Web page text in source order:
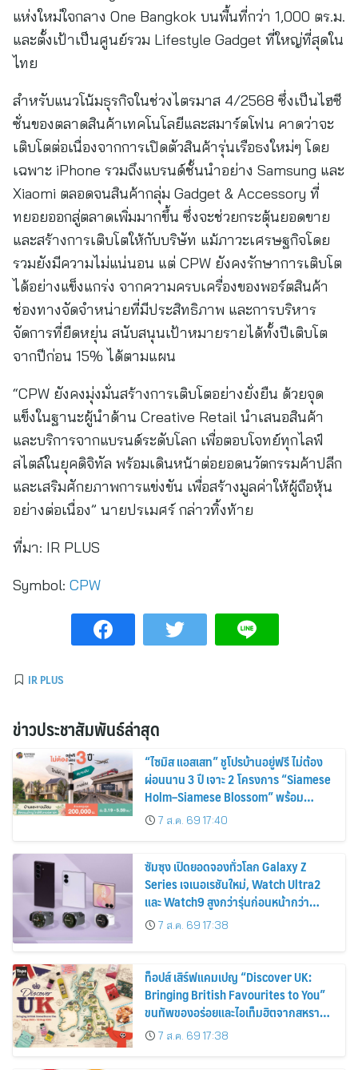
แห่งใหม่ใจกลาง One Bangkok บนพื้นที่กว่า 1,000 ตร.ม.
และตั้งเป้าเป็นศูนย์รวม Lifestyle Gadget ที่ใหญ่ที่สุดใน
ไทย
สำหรับแนวโน้มธุรกิจในช่วงไตรมาส 4/2568 ซึ่งเป็นไฮซี
ซั่นของตลาดสินค้าเทคโนโลยีและสมาร์ตโฟน คาดว่าจะ
เติบโตต่อเนื่องจากการเปิดตัวสินค้ารุ่นเรือธงใหม่ๆ โดย
เฉพาะ iPhone รวมถึงแบรนด์ชั้นนำอย่าง Samsung และ
Xiaomi ตลอดจนสินค้ากลุ่ม Gadget & Accessory ที่
ทยอยออกสู่ตลาดเพิ่มมากขึ้น ซึ่งจะช่วยกระตุ้นยอดขาย
และสร้างการเติบโตให้กับบริษัท แม้ภาวะเศรษฐกิจโดย
รวมยังมีความไม่แน่นอน แต่ CPW ยังคงรักษาการเติบโต
ได้อย่างแข็งแกร่ง จากความครบเครื่องของพอร์ตสินค้า
ช่องทางจัดจำหน่ายที่มีประสิทธิภาพ และการบริหาร
จัดการที่ยืดหยุ่น สนับสนุนเป้าหมายรายได้ทั้งปีเติบโต
จากปีก่อน 15% ได้ตามแผน
“CPW ยังคงมุ่งมั่นสร้างการเติบโตอย่างยั่งยืน ด้วยจุด
แข็งในฐานะผู้นำด้าน Creative Retail นำเสนอสินค้า
และบริการจากแบรนด์ระดับโลก เพื่อตอบโจทย์ทุกไลฟ์
สไตล์ในยุคดิจิทัล พร้อมเดินหน้าต่อยอดนวัตกรรมค้าปลีก
และเสริมศักยภาพการแข่งขัน เพื่อสร้างมูลค่าให้ผู้ถือหุ้น
อย่างต่อเนื่อง” นายปรเมศร์ กล่าวทิ้งท้าย
ที่มา: IR PLUS
Symbol: CPW
IR PLUS
ข่าวประชาสัมพันธ์ล่าสุด
“ไซมิส แอสเสท” ชูโปรบ้านอยู่ฟรี ไม่ต้อง
ผ่อนนาน 3 ปี เจาะ 2 โครงการ “Siamese
Holm–Siamese Blossom” พร้อม
ส่วนลดและสิทธิพิเศษถึง 31 สิงหาคม
2569
7 ส.ค. 69 17:40
ซัมซุง เปิดยอดจองทั่วโลก Galaxy Z
Series เจเนอเรชันใหม่, Watch Ultra2
และ Watch9 สูงกว่ารุ่นก่อนหน้ากว่า
30%7 ส.ค. 69 17:38
ท็อปส์ เสิร์ฟแคมเปญ “Discover UK:
Bringing British Favourites to You”
ขนทัพของอร่อยและไอเท็มฮิตจากสหราช
อาณาจักร ส่งตรงถึงมือตั้งแต่วันนี้ – 18
สิงหาคมนี้
7 ส.ค. 69 17:38